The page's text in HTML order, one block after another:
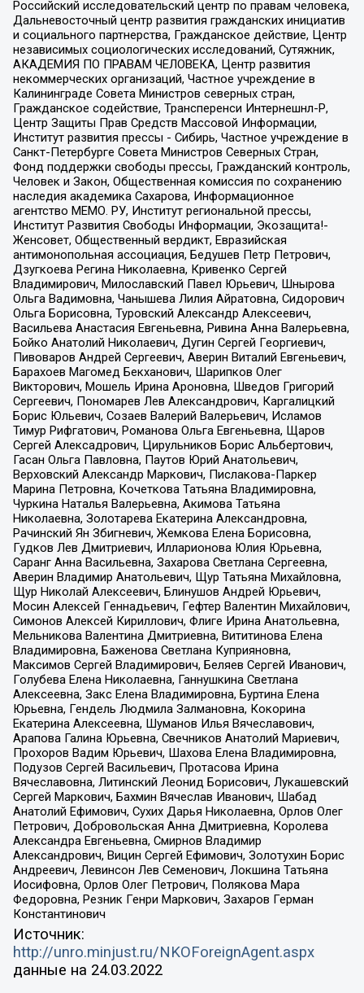
Российский исследовательский центр по правам человека,
Дальневосточный центр развития гражданских инициатив
и социального партнерства, Гражданское действие, Центр
независимых социологических исследований, Сутяжник,
АКАДЕМИЯ ПО ПРАВАМ ЧЕЛОВЕКА, Центр развития
некоммерческих организаций, Частное учреждение в
Калининграде Совета Министров северных стран,
Гражданское содействие, Трансперенси Интернешнл-Р,
Центр Защиты Прав Средств Массовой Информации,
Институт развития прессы - Сибирь, Частное учреждение в
Санкт-Петербурге Совета Министров Северных Стран,
Фонд поддержки свободы прессы, Гражданский контроль,
Человек и Закон, Общественная комиссия по сохранению
наследия академика Сахарова, Информационное
агентство МЕМО. РУ, Институт региональной прессы,
Институт Развития Свободы Информации, Экозащита!-
Женсовет, Общественный вердикт, Евразийская
антимонопольная ассоциация, Бедушев Петр Петрович,
Дзугкоева Регина Николаевна, Кривенко Сергей
Владимирович, Милославский Павел Юрьевич, Шнырова
Ольга Вадимовна, Чанышева Лилия Айратовна, Сидорович
Ольга Борисовна, Туровский Александр Алексеевич,
Васильева Анастасия Евгеньевна, Ривина Анна Валерьевна,
Бойко Анатолий Николаевич, Дугин Сергей Георгиевич,
Пивоваров Андрей Сергеевич, Аверин Виталий Евгеньевич,
Барахоев Магомед Бекханович, Шарипков Олег
Викторович, Мошель Ирина Ароновна, Шведов Григорий
Сергеевич, Пономарев Лев Александрович, Каргалицкий
Борис Юльевич, Созаев Валерий Валерьевич, Исламов
Тимур Рифгатович, Романова Ольга Евгеньевна, Щаров
Сергей Алексадрович, Цирульников Борис Альбертович,
Гасан Ольга Павловна, Паутов Юрий Анатольевич,
Верховский Александр Маркович, Пислакова-Паркер
Марина Петровна, Кочеткова Татьяна Владимировна,
Чуркина Наталья Валерьевна, Акимова Татьяна
Николаевна, Золотарева Екатерина Александровна,
Рачинский Ян Збигневич, Жемкова Елена Борисовна,
Гудков Лев Дмитриевич, Илларионова Юлия Юрьевна,
Саранг Анна Васильевна, Захарова Светлана Сергеевна,
Аверин Владимир Анатольевич, Щур Татьяна Михайловна,
Щур Николай Алексеевич, Блинушов Андрей Юрьевич,
Мосин Алексей Геннадьевич, Гефтер Валентин Михайлович,
Симонов Алексей Кириллович, Флиге Ирина Анатольевна,
Мельникова Валентина Дмитриевна, Вититинова Елена
Владимировна, Баженова Светлана Куприяновна,
Максимов Сергей Владимирович, Беляев Сергей Иванович,
Голубева Елена Николаевна, Ганнушкина Светлана
Алексеевна, Закс Елена Владимировна, Буртина Елена
Юрьевна, Гендель Людмила Залмановна, Кокорина
Екатерина Алексеевна, Шуманов Илья Вячеславович,
Арапова Галина Юрьевна, Свечников Анатолий Мариевич,
Прохоров Вадим Юрьевич, Шахова Елена Владимировна,
Подузов Сергей Васильевич, Протасова Ирина
Вячеславовна, Литинский Леонид Борисович, Лукашевский
Сергей Маркович, Бахмин Вячеслав Иванович, Шабад
Анатолий Ефимович, Сухих Дарья Николаевна, Орлов Олег
Петрович, Добровольская Анна Дмитриевна, Королева
Александра Евгеньевна, Смирнов Владимир
Александрович, Вицин Сергей Ефимович, Золотухин Борис
Андреевич, Левинсон Лев Семенович, Локшина Татьяна
Иосифовна, Орлов Олег Петрович, Полякова Мара
Федоровна, Резник Генри Маркович, Захаров Герман
Константинович
Источник:
http://unro.minjust.ru/NKOForeignAgent.aspx
данные на 24.03.2022